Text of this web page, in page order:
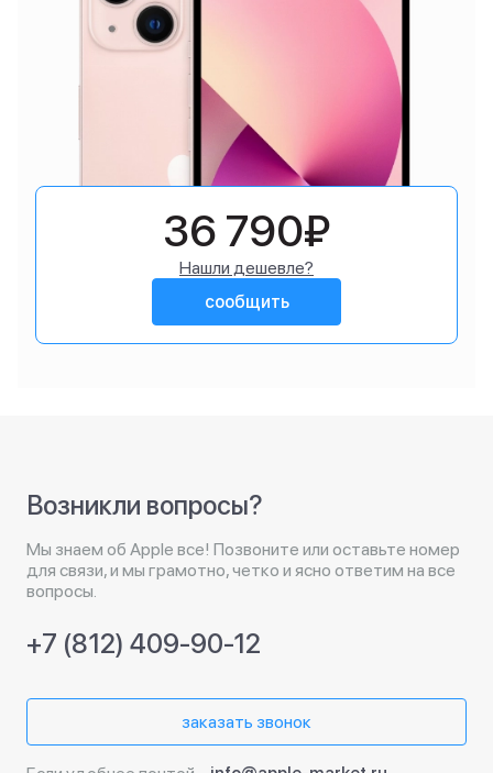
36 790₽
Нашли дешевле?
сообщить
Возникли вопросы?
Мы знаем об Apple все! Позвоните или оставьте номер
для связи, и мы грамотно, четко и ясно ответим на все
вопросы.
+7 (812) 409-90-12
заказать звонок